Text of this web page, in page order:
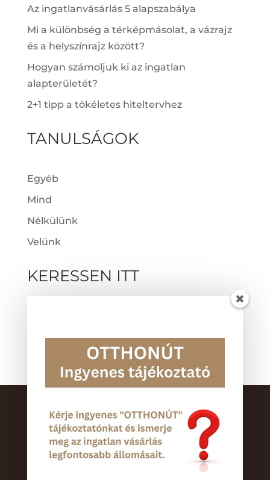
Az ingatlanvásárlás 5 alapszabálya
Mi a különbség a térképmásolat, a vázrajz
és a helyszínrajz között?
Hogyan számoljuk ki az ingatlan
alapterületét?
2+1 tipp a tökéletes hiteltervhez
TANULSÁGOK
Egyéb
Mind
Nélkülünk
Velünk
KERESSEN ITT
Értékbecslés
Készítette: Aktivweboldal szolgáltatások
Adatkezelési tájékoztató